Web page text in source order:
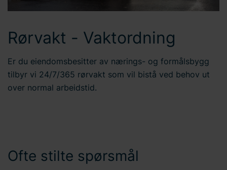
Rørvakt - Vaktordning
Er du eiendomsbesitter av nærings- og formålsbygg
tilbyr vi 24/7/365 rørvakt som vil bistå ved behov ut
over normal arbeidstid.
Ofte stilte spørsmål